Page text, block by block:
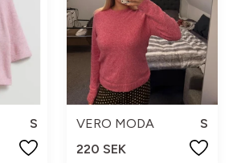
S
VERO MODA
S
220 SEK